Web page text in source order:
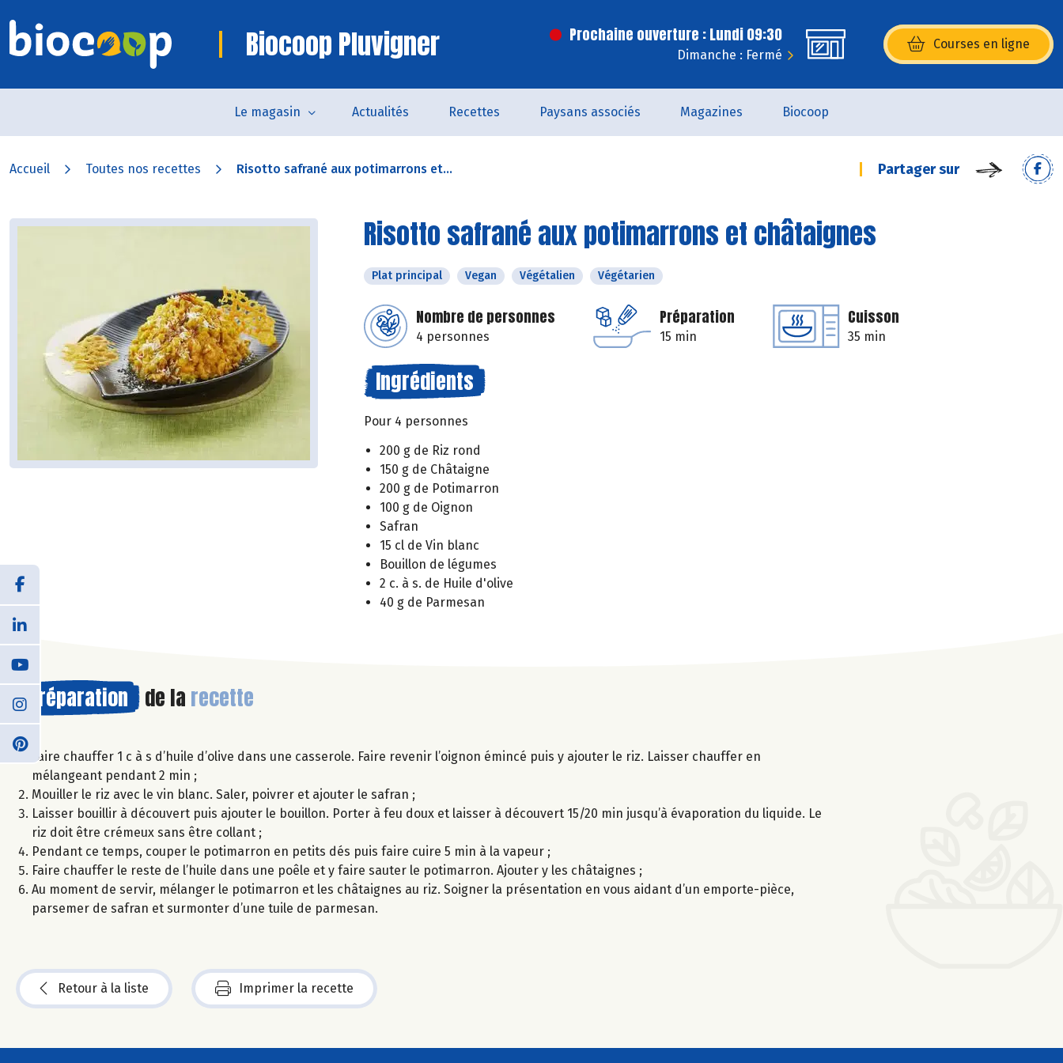
Biocoop Pluvigner Prochaine ouverture : Lundi 09:30
Dimanche : Fermé
Courses en ligne
(s’ouvre dans une nouvelle
Le magasin Actualités Recettes Paysans associés Magazines Biocoop
Accueil Toutes nos recettes Risotto safrané aux potimarrons et... Partager sur
Risotto safrané aux potimarrons et châtaignes
Plat principal Vegan Végétalien Végétarien
Nombre de personnes
4 personnes
Préparation
15 min
Cuisson
35 min
Ingrédients
Pour 4 personnes
200 g de Riz rond
150 g de Châtaigne
200 g de Potimarron
100 g de Oignon
Safran
15 cl de Vin blanc
Bouillon de légumes
2 c. à s. de Huile d'olive
40 g de Parmesan
Préparation de la recette
Faire chauffer 1 c à s d’huile d’olive dans une casserole. Faire revenir l’oignon émincé puis y ajouter le riz. Laisser chauffer en
mélangeant pendant 2 min ;
Mouiller le riz avec le vin blanc. Saler, poivrer et ajouter le safran ;
Laisser bouillir à découvert puis ajouter le bouillon. Porter à feu doux et laisser à découvert 15/20 min jusqu’à évaporation du liquide. Le
riz doit être crémeux sans être collant ;
Pendant ce temps, couper le potimarron en petits dés puis faire cuire 5 min à la vapeur ;
Faire chauffer le reste de l’huile dans une poêle et y faire sauter le potimarron. Ajouter y les châtaignes ;
Au moment de servir, mélanger le potimarron et les châtaignes au riz. Soigner la présentation en vous aidant d’un emporte-pièce,
parsemer de safran et surmonter d’une tuile de parmesan.
Retour à la liste Imprimer la recette